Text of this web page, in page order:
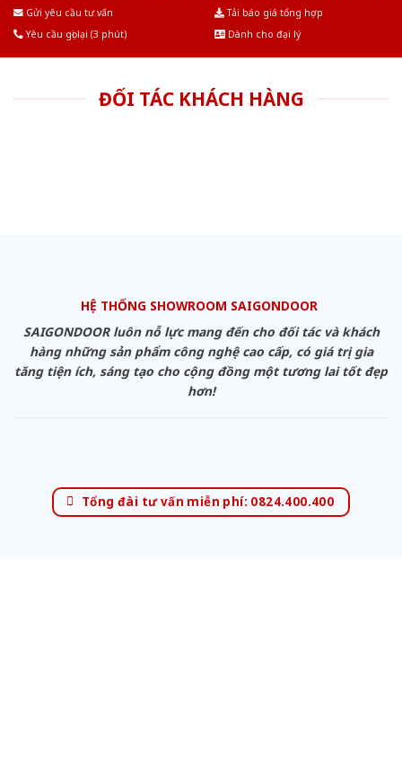
Gửi yêu cầu tư vấn
Tải báo giá tổng hợp
Yêu cầu gọi lại (3 phút)
Dành cho đại lý
ĐỐI TÁC KHÁCH HÀNG
HỆ THỐNG SHOWROOM SAIGONDOOR
SAIGONDOOR luôn nỗ lực mang đến cho đối tác và khách
hàng những sản phẩm công nghệ cao cấp, có giá trị gia
tăng tiện ích, sáng tạo cho cộng đồng một tương lai tốt đẹp
hơn!
Tổng đài tư vấn miễn phí: 0824.400.400